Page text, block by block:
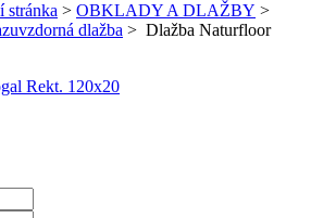
stránka > OBKLADY A DLAŽBY >
dlažba > Dlažba Naturfloor